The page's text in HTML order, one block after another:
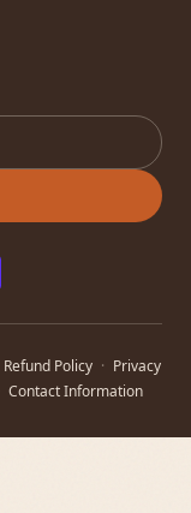
Refund Policy · Privacy
Contact Information